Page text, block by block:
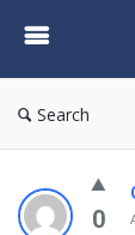
Search
0